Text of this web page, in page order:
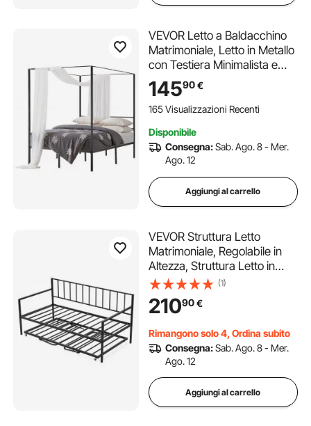
VEVOR Letto a Baldacchino
Matrimoniale, Letto in Metallo
con Testiera Minimalista e
Design a 4 Baldacchini,
Robusto Supporto a Doghe in
Acciaio Quadrato, Non
Molle, Nero
14590€
165 Visualizzazioni Recenti
Disponibile
Consegna:Sab. Ago. 8 - Mer.
Ago. 12
Aggiungi al carrello
VEVOR Struttura Letto
Matrimoniale, Regolabile in
Altezza, Struttura Letto in
Metallo Resistente con Luce
LED e Stazione di Ricarica,
con Doghe in Metallo per
(1)
21090€
Rimangono solo 4, Ordina subito
Consegna:Sab. Ago. 8 - Mer.
Ago. 12
Aggiungi al carrello